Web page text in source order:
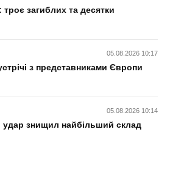
загиблих та десятки
05.08.2026 10:17
з представниками Європи
05.08.2026 10:14
удар знищил найбільший склад